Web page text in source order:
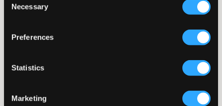
Selection
Necessary
Preferences
Statistics
Marketing
Jacke von Moose Knucklers. Die Jacke hat eine Kapuze und
einen silberfarbenen Reißverschluss. Das Innere der Jacke
sichtbar ist, sowie einer leichten Polsterung aus Polyester. Es gibt
Taschen auf der Vorderseite und das Logo der Marke ist auf
von 4.
Reißverschluss